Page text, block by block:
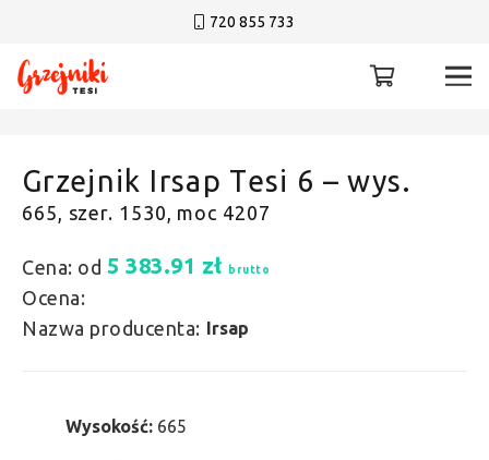
720 855 733
Grzejnik Irsap Tesi 6 – wys.
665, szer. 1530, moc 4207
Cena: od 5 383.91 zł brutto
Ocena:
Nazwa producenta: Irsap
Wysokość: 665